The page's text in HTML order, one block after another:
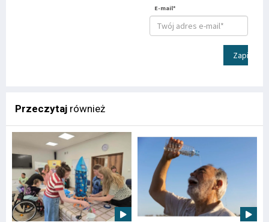
E-mail*
Zapisz
Przeczytaj również